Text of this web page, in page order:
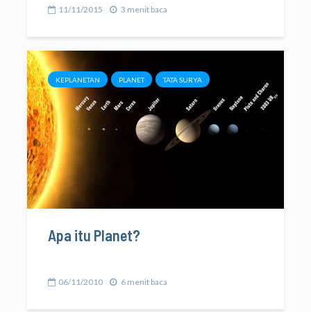
11/11/2015 3 menit baca
KEPLANETAN PLANET TATA SURYA
Apa itu Planet?
06/11/2010 6 menit baca